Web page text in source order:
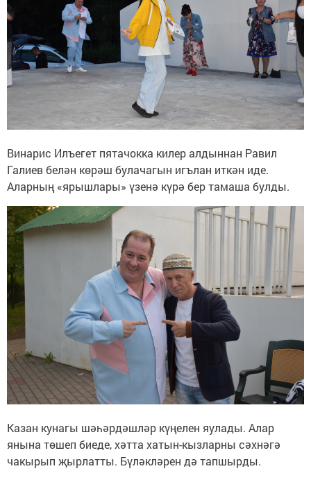
Винарис Илъегет пятачокка килер алдыннан Равил
Галиев белән көрәш булачагын игълан иткән иде.
Аларның «ярышлары» үзенә күрә бер тамаша булды.
Казан кунагы шәһәрдәшләр күңелен яулады. Алар
янына төшеп биеде, хәтта хатын-кызларны сәхнәгә
чакырып җырлатты. Бүләкләрен дә тапшырды.